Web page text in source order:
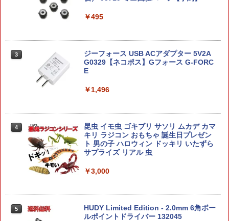
イドオンセット)【新品】 ガンプラ プラ
￥1,980
ぷらも 初音ミク（キャラクター・ボーカ
￥2,180
楽プラ スナップキット 1/32 ニッサン R3
(ブラックパール) 【12CU-BP】 (プラモ
￥2,222
フィギュア リアル 人形大きい 虫 昆虫 [
け殻 / カブトムシ / 蛹] インパクト キッ
ズ 小学生 男の子 おもちゃ プレゼント
￥2,480
まる おかおポーチ 4種セット コンプリー
トセット】ガチャガチャ カプセルトイ
ガチャ フルコンプ
￥2,580
6) First look ver.
￥3,042
が内蔵 クリアタイプ ロック機能付 クイ
￥792
ポリマーレール(7,3,3Slot Set) 3Pcs
Guns Modify AR-15 スチールレシーバ
ルイ MARUI ガスブロ スチール 黒染め
￥1,220
￥495
3
ジーフォース USB ACアダプター 5V2A
G0329【ネコポス】Gフォース G-FORC
E
￥1,496
4
昆虫 イモ虫 ゴキブリ サソリ ムカデ カマ
キリ ラジコン おもちゃ 誕生日プレゼン
ト 男の子 ハロウィン ドッキリ いたずら
サプライズ リアル 虫
￥3,000
5
HUDY Limited Edition - 2.0mm 6角ボー
ルポイントドライバー 132045